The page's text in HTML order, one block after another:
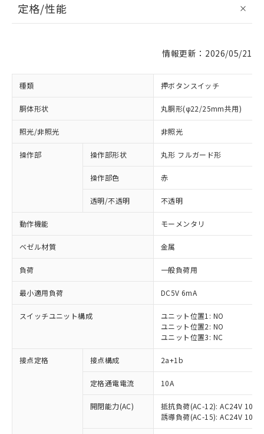
定格/性能
情報更新：2026/05/21
種類 押ボタンスイッチ
胴体形状 丸胴形(φ22/25mm共用)
照光/非照光 非照光
操作部 操作部形状 丸形 フルガード形
操作部色 赤
透明/不透明 不透明
動作機能 モーメンタリ
ベゼル材質 金属
負荷 一般負荷用
最小適用負荷 DC5V 6mA
スイッチユニット構成
ユニット位置1: NO
ユニット位置2: NO
ユニット位置3: NC
接点定格 接点構成 2a+1b
定格通電電流 10A
開閉能力(AC)
抵抗負荷(AC-12): AC24V 10A/
誘導負荷(AC-15): AC24V
※1 対応状況
対応済み：EU RoHS指令（10物質）の
非含有に対応した製品が提供可能な商品で
対応予定：EU RoHS指令（10物質）の非含